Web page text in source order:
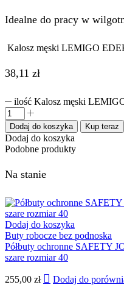
Idealne do pracy w
Kalosz męski LEMIGO
38,11 zł
ilość Kalosz męski
Dodaj do koszyka Kup teraz
Dodaj do koszyka
Podobne produkty
Na stanie
Dodaj do koszyka
Buty robocze bez podnoska
Półbuty ochronne SAFETY
szare rozmiar 40
255,00 zł Dodaj do